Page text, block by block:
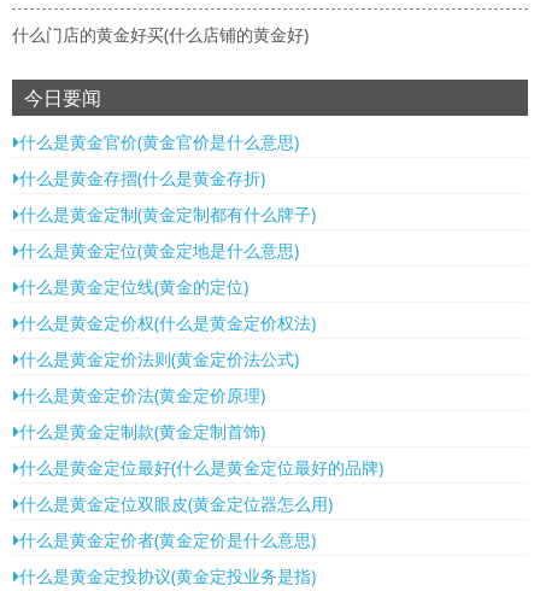
什么门店的黄金好买(什么店铺的黄金好)
今日要闻
什么是黄金官价(黄金官价是什么意思)
什么是黄金存摺(什么是黄金存折)
什么是黄金定制(黄金定制都有什么牌子)
什么是黄金定位(黄金定地是什么意思)
什么是黄金定位线(黄金的定位)
什么是黄金定价权(什么是黄金定价权法)
什么是黄金定价法则(黄金定价法公式)
什么是黄金定价法(黄金定价原理)
什么是黄金定制款(黄金定制首饰)
什么是黄金定位最好(什么是黄金定位最好的品牌)
什么是黄金定位双眼皮(黄金定位器怎么用)
什么是黄金定价者(黄金定价是什么意思)
什么是黄金定投协议(黄金定投业务是指)